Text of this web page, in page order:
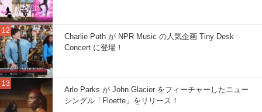
Charlie Puth が NPR Music の人気企画 Tiny Desk
Concert に登場！
Arlo Parks が John Glacier をフィーチャーしたニュー
シングル「Floette」をリリース！